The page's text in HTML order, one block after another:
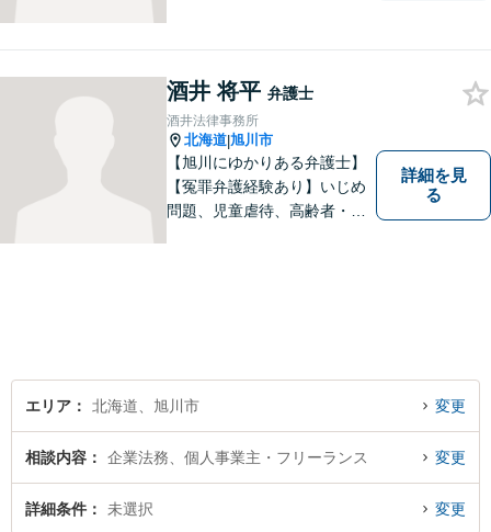
た、法的サービスの提供を行
います。お気軽にご相談くだ
さい。
酒井 将平 弁護士
酒井法律事務所
北海道|旭川市
【旭川にゆかりある弁護士】
【冤罪弁護経験あり】いじめ
問題、児童虐待、高齢者・障
リー】
詳細を見
る
エリア 北海道、旭川市 変更
相談内容 企業法務、個人事業主・フリーランス 変更
詳細条件 未選択 変更